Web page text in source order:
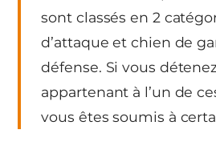
sont classés en 2
d’attaque et chien de
défense. Si vous
appartenant à l’un de
vous êtes soumis à